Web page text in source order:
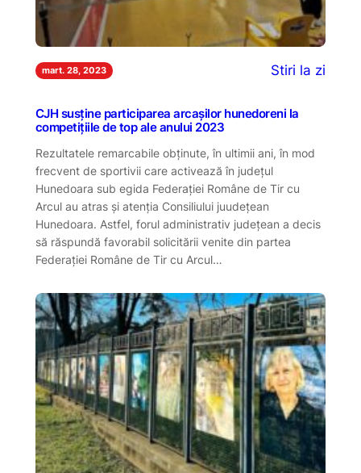
mart. 28, 2023 Stiri la zi
CJH susține participarea arcașilor hunedoreni la
competițiile de top ale anului 2023
Rezultatele remarcabile obținute, în ultimii ani, în mod
frecvent de sportivii care activează în județul
Hunedoara sub egida Federației Române de Tir cu
Arcul au atras și atenția Consiliului juudețean
Hunedoara. Astfel, forul administrativ județean a decis
să răspundă favorabil solicitării venite din partea
Federației Române de Tir cu Arcul…